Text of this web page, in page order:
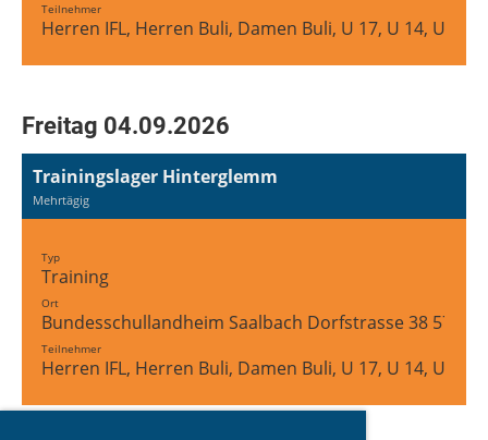
Teilnehmer
Herren IFL, Herren Buli, Damen Buli, U 17, U 14, U 12
Freitag 04.09.2026
Trainingslager Hinterglemm
Mehrtägig
Typ
Training
Ort
Bundesschullandheim Saalbach Dorfstrasse 38 5754
Teilnehmer
Herren IFL, Herren Buli, Damen Buli, U 17, U 14, U 12